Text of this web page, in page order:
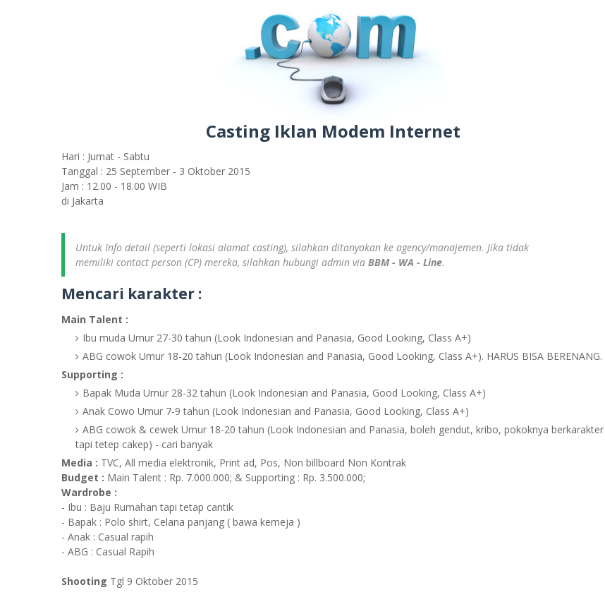
Casting Iklan Modem Internet
Hari : Jumat - Sabtu
Tanggal : 25 September - 3 Oktober 2015
Jam : 12.00 - 18.00 WIB
di Jakarta
Untuk Info detail (seperti lokasi alamat casting), silahkan ditanyakan ke agency/manajemen. Jika tidak
memiliki contact person (CP) mereka, silahkan hubungi admin via BBM - WA - Line.
Mencari karakter :
Main Talent :
Ibu muda Umur 27-30 tahun (Look Indonesian and Panasia, Good Looking, Class A+)
ABG cowok Umur 18-20 tahun (Look Indonesian and Panasia, Good Looking, Class A+). HARUS BISA BERENANG.
Supporting :
Bapak Muda Umur 28-32 tahun (Look Indonesian and Panasia, Good Looking, Class A+)
Anak Cowo Umur 7-9 tahun (Look Indonesian and Panasia, Good Looking, Class A+)
ABG cowok & cewek Umur 18-20 tahun (Look Indonesian and Panasia, boleh gendut, kribo, pokoknya berkarakter
tapi tetep cakep) - cari banyak
Media : TVC, All media elektronik, Print ad, Pos, Non billboard Non Kontrak
Budget : Main Talent : Rp. 7.000.000; & Supporting : Rp. 3.500.000;
Wardrobe :
- Ibu : Baju Rumahan tapi tetap cantik
- Bapak : Polo shirt, Celana panjang ( bawa kemeja )
- Anak : Casual rapih
- ABG : Casual Rapih
Shooting Tgl 9 Oktober 2015